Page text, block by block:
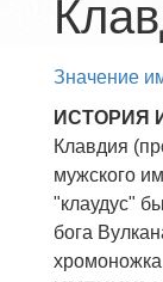
Значение
ИСТОРИЯ
Клавдия
мужского
"клаудус"
бога